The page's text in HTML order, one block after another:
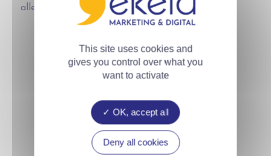
aller loin, marchons ensemble.
Proverbe Africain
This site uses cookies and
gives you control over what you
want to activate
OK, accept all
Deny all cookies